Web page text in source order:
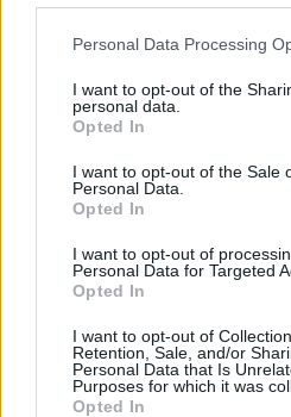
Personal Data Processing
I want to opt-out of the
personal data.
Opted In
I want to opt-out of the Sale
Personal Data.
Opted In
I want to opt-out of
Personal Data for Targeted
Opted In
I want to opt-out of
Retention, Sale, and/or
Personal Data that Is
Purposes for which it was
Opted In
minuuttia. Yleisesti ottaen,
mitä lähempänä päiväntasaajaa
Kesä- ja talviaika
Vuonna 2026 Ohiossa siirrytään
maaliskuuta
, ja takaisin
marraskuuta . Kelloja siirretään
Päivän pituus